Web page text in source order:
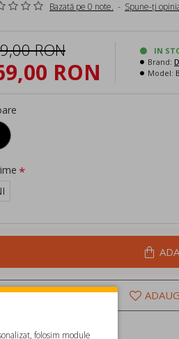
Bazată pe 0 note. - Spune-ţi
RON
RON
IN
Brand:
Model:
folosim module